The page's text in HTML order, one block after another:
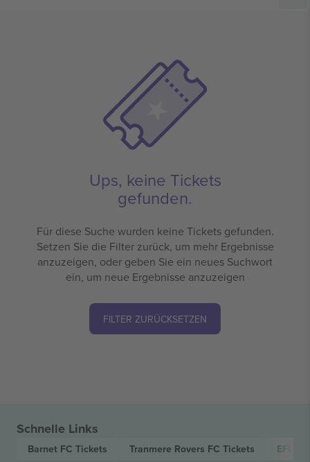
Ups, keine Tickets
gefunden.
Für diese Suche wurden keine Tickets gefunden.
Setzen Sie die Filter zurück, um mehr Ergebnisse
anzuzeigen, oder geben Sie ein neues Suchwort
ein, um neue Ergebnisse anzuzeigen
FILTER ZURÜCKSETZEN
Schnelle Links
Barnet FC Tickets Tranmere Rovers FC Tickets EFL